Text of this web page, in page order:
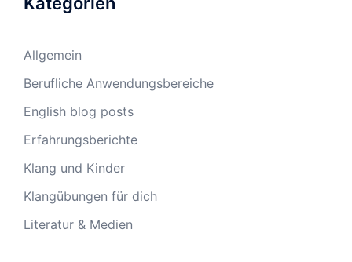
Allgemein
Berufliche Anwendungsbereiche
English blog posts
Erfahrungsberichte
Klang und Kinder
Klangübungen für dich
Literatur & Medien